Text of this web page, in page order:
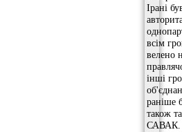
Ірані
всім
велено
інші
раніше
також
САВАК.